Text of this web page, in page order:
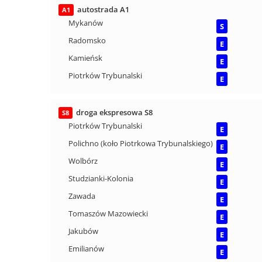
A1
autostrada A1
Mykanów
S
Radomsko
E
Kamieńsk
E
Piotrków Trybunalski
E
S8
droga ekspresowa S8
Piotrków Trybunalski
E
Polichno (koło Piotrkowa Trybunalskiego)
E
Wolbórz
E
Studzianki-Kolonia
E
Zawada
E
Tomaszów Mazowiecki
E
Jakubów
E
Emilianów
E